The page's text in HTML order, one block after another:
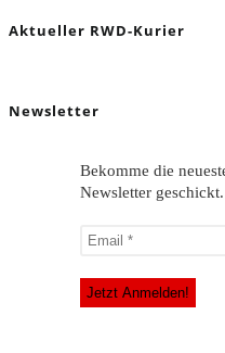
Aktueller RWD-Kurier
Newsletter
Bekomme die
Newsletter geschickt.